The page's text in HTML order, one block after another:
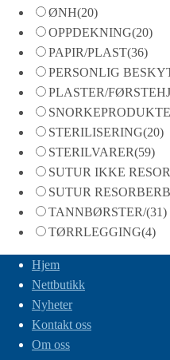
ØNH(20)
OPPDEKNING(20)
PAPIR/PLAST(36)
PERSONLIG
PLASTER/
STERILISERING(20)
STERILVARER(59)
SUTUR IKKE
SUTUR
TANNBØRSTER/(31)
TØRRLEGGING(4)
Hjem
Nettbutikk
Nyheter
Kontakt oss
Om oss